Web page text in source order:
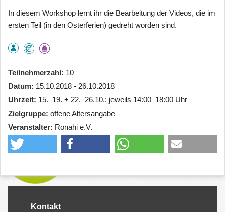
In diesem Workshop lernt ihr die Bearbeitung der Videos, die im
ersten Teil (in den Osterferien) gedreht worden sind.
Teilnehmerzahl
10
Datum 15.10.2018 - 26.10.2018
Uhrzeit 15.–19. + 22.–26.10.: jeweils 14:00–18:00 Uhr
Zielgruppe offene Altersangabe
Veranstalter Ronahi e.V.
Kontakt